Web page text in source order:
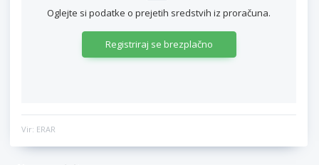
Oglejte si podatke o prejetih sredstvih iz proračuna.
Registriraj se brezplačno
Vir: ERAR